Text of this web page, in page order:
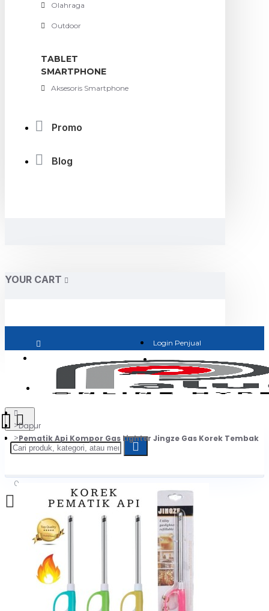
Olahraga
Outdoor
TABLET
SMARTPHONE
Aksesoris Smartphone
Promo
Blog
YOUR CART
Login Penjual
Jadi Penjual
0
Daftar belanja Anda kosong!
Dapur
Pematik Api Kompor Gas Lighter Jingze Gas Korek Tembak